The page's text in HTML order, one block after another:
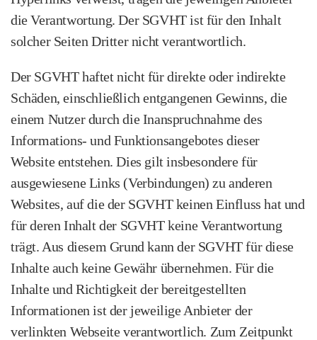
die Verantwortung. Der SGVHT ist für den Inhalt
solcher Seiten Dritter nicht verantwortlich.
Der SGVHT haftet nicht für direkte oder indirekte
Schäden, einschließlich entgangenen Gewinns, die
einem Nutzer durch die Inanspruchnahme des
Informations- und Funktionsangebotes dieser
Website entstehen. Dies gilt insbesondere für
ausgewiesene Links (Verbindungen) zu anderen
Websites, auf die der SGVHT keinen Einfluss hat und
für deren Inhalt der SGVHT keine Verantwortung
trägt. Aus diesem Grund kann der SGVHT für diese
Inhalte auch keine Gewähr übernehmen. Für die
Inhalte und Richtigkeit der bereitgestellten
Informationen ist der jeweilige Anbieter der
verlinkten Webseite verantwortlich. Zum Zeitpunkt